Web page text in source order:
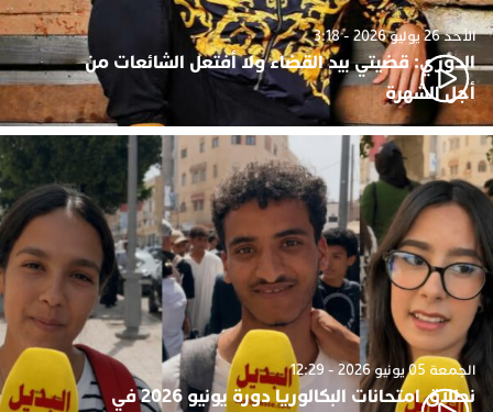
الأحد 26 يوليو 2026 - 3:18
الدوزي: قضيتي بيد القضاء ولا أفتعل الشائعات من
أجل الشهرة
الجمعة 05 يونيو 2026 - 12:29
نطلاق امتحانات البكالوريا دورة يونيو 2026 في